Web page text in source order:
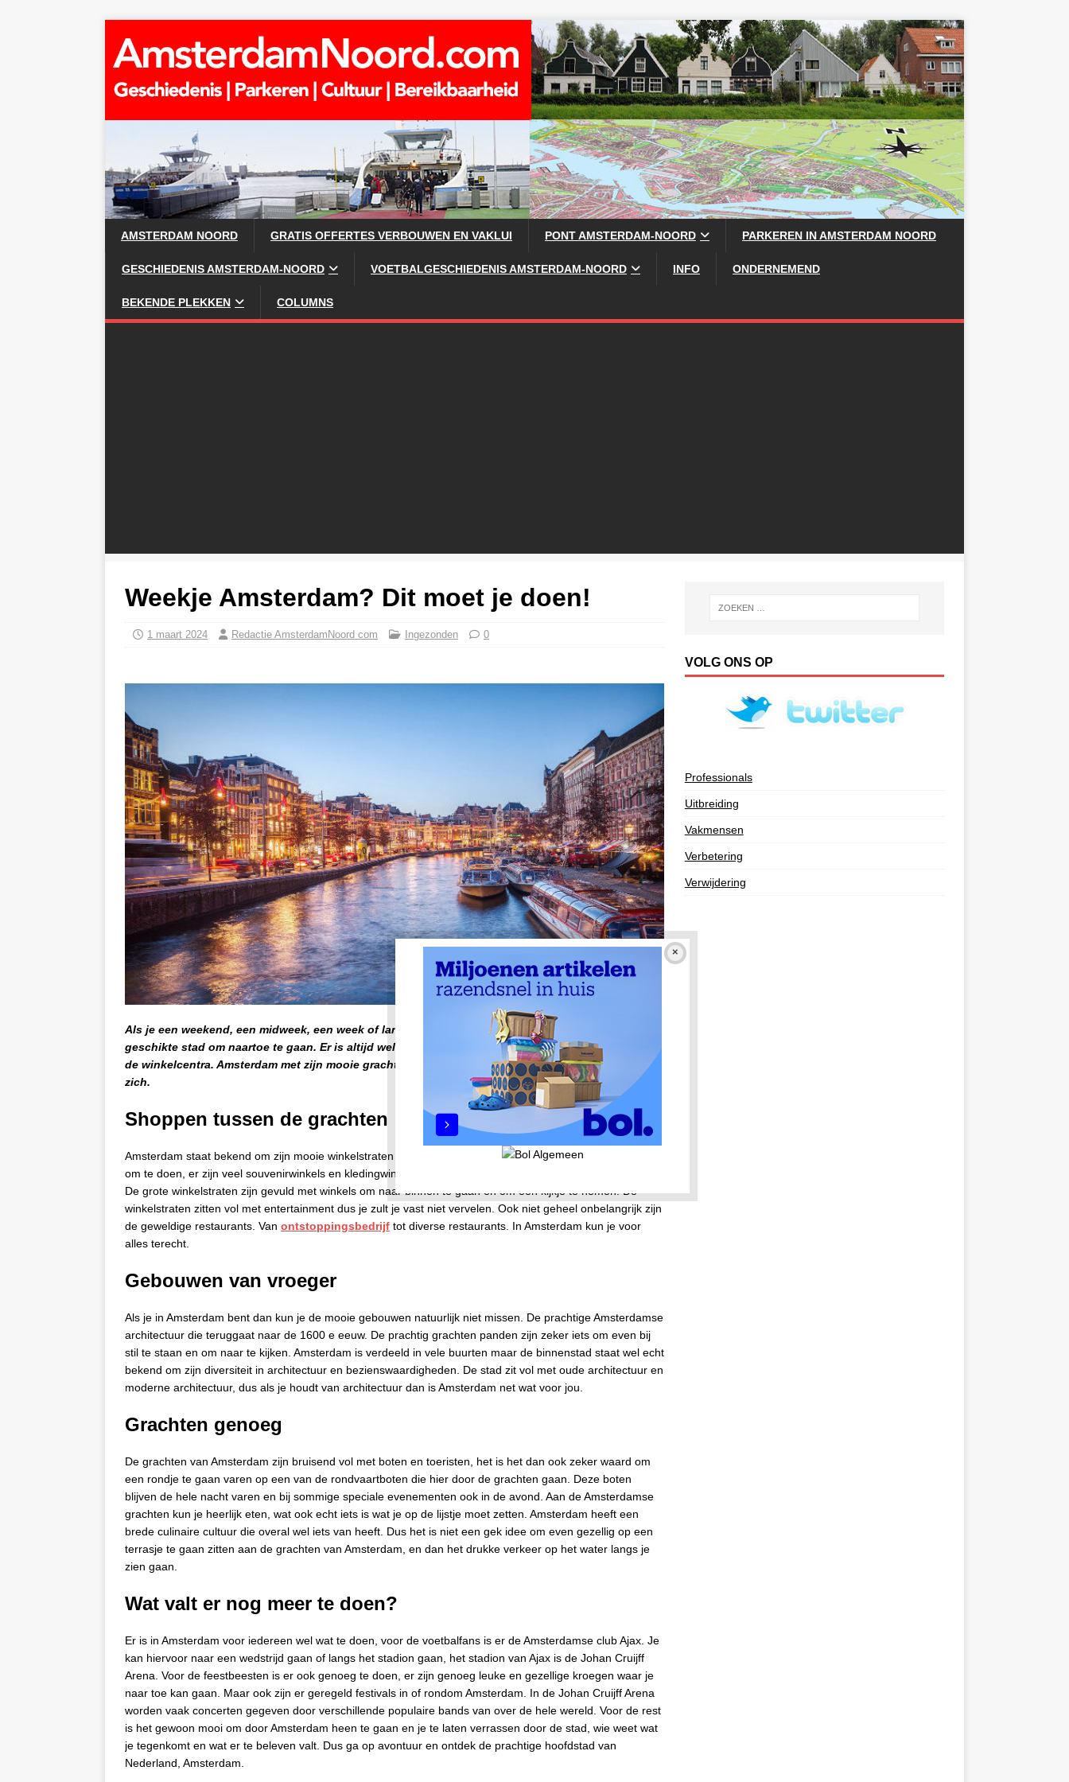
AMSTERDAM NOORD GRATIS OFFERTES VERBOUWEN EN VAKLUI PONT AMSTERDAM-NOORD PARKEREN IN AMSTERDAM NOORD
GESCHIEDENIS AMSTERDAM-NOORD VOETBALGESCHIEDENIS AMSTERDAM-NOORD INFO ONDERNEMEND
BEKENDE PLEKKEN COLUMNS
Weekje Amsterdam? Dit moet je doen!
1 maart 2024 Redactie AmsterdamNoord com Ingezonden 0
Als je een weekend, een midweek, een week of langer weg wilt, dan is Amsterdam een zeer
geschikte stad om naartoe te gaan. Er is altijd wel wat te beleven in Amsterdam, van festivals tot
de winkelcentra. Amsterdam met zijn mooie grachten en prachtige gebouwen is een ervaring op
zich.
Shoppen tussen de grachten
Amsterdam staat bekend om zijn mooie winkelstraten en winkelcentra. Winkelen in Amsterdam is erg leuk
om te doen, er zijn veel souvenirwinkels en kledingwinkels. Winkelen in Amsterdam is een hele beleving.
De grote winkelstraten zijn gevuld met winkels om naar binnen te gaan en om een kijkje te nemen. De
winkelstraten zitten vol met entertainment dus je zult je vast niet vervelen. Ook niet geheel onbelangrijk zijn
de geweldige restaurants. Van ontstoppingsbedrijf tot diverse restaurants. In Amsterdam kun je voor
alles terecht.
Gebouwen van vroeger
Als je in Amsterdam bent dan kun je de mooie gebouwen natuurlijk niet missen. De prachtige Amsterdamse
architectuur die teruggaat naar de 1600 e eeuw. De prachtig grachten panden zijn zeker iets om even bij
stil te staan en om naar te kijken. Amsterdam is verdeeld in vele buurten maar de binnenstad staat wel echt
bekend om zijn diversiteit in architectuur en bezienswaardigheden. De stad zit vol met oude architectuur en
moderne architectuur, dus als je houdt van architectuur dan is Amsterdam net wat voor jou.
Grachten genoeg
De grachten van Amsterdam zijn bruisend vol met boten en toeristen, het is het dan ook zeker waard om
een rondje te gaan varen op een van de rondvaartboten die hier door de grachten gaan. Deze boten
blijven de hele nacht varen en bij sommige speciale evenementen ook in de avond. Aan de Amsterdamse
grachten kun je heerlijk eten, wat ook echt iets is wat je op de lijstje moet zetten. Amsterdam heeft een
brede culinaire cultuur die overal wel iets van heeft. Dus het is niet een gek idee om even gezellig op een
terrasje te gaan zitten aan de grachten van Amsterdam, en dan het drukke verkeer op het water langs je
zien gaan.
Wat valt er nog meer te doen?
Er is in Amsterdam voor iedereen wel wat te doen, voor de voetbalfans is er de Amsterdamse club Ajax. Je
kan hiervoor naar een wedstrijd gaan of langs het stadion gaan, het stadion van Ajax is de Johan Cruijff
Arena. Voor de feestbeesten is er ook genoeg te doen, er zijn genoeg leuke en gezellige kroegen waar je
naar toe kan gaan. Maar ook zijn er geregeld festivals in of rondom Amsterdam. In de Johan Cruijff Arena
worden vaak concerten gegeven door verschillende populaire bands van over de hele wereld. Voor de rest
is het gewoon mooi om door Amsterdam heen te gaan en je te laten verrassen door de stad, wie weet wat
je tegenkomt en wat er te beleven valt. Dus ga op avontuur en ontdek de prachtige hoofdstad van
Nederland, Amsterdam.
VOLG ONS OP
Professionals
Uitbreiding
Vakmensen
Verbetering
Verwijdering